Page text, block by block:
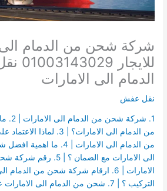
شركة شحن من الدمام الى
الدمام الى الامارات
نقل عفش
1.
من الدمام الى الامارات؟ |
من الدمام الى الامارات |
الى الامارات مع الضمان ؟
الامارات | 6. ارقام شركة شحن من
التركيب ؟ | 7. شحن من الدمام الى الامارات عمالة فلبينية